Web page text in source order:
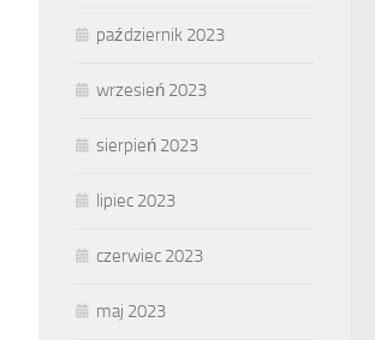
październik 2023
wrzesień 2023
sierpień 2023
lipiec 2023
czerwiec 2023
maj 2023